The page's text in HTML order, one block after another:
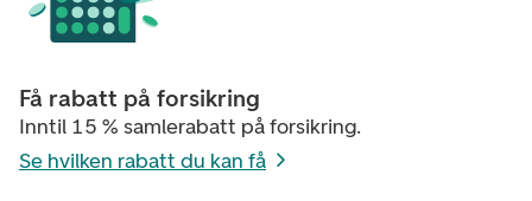
Få rabatt på forsikring
Inntil 15 % samlerabatt på forsikring.
Se hvilken rabatt du kan få